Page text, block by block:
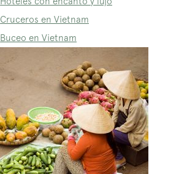
Cruceros en Vietnam
Buceo en Vietnam